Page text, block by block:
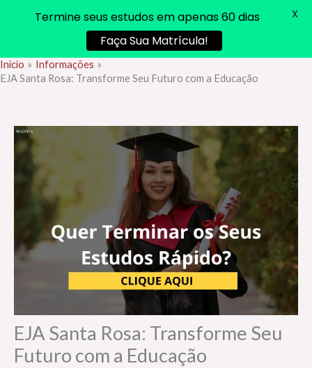
Ir
para
Início
Informações
EJA Santa Rosa: Transforme Seu Futuro com a Educação
EJA Santa Rosa: Transforme Seu
Futuro com a Educação
Termine seus estudos em apenas 60 dias
Faça Sua Matrícula!
X